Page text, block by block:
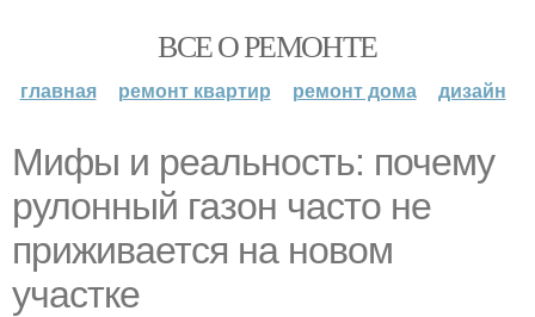
ВСЕ О РЕМОНТЕ
главная ремонт квартир ремонт дома дизайн
Мифы и реальность: почему
рулонный газон часто не
приживается на новом
участке